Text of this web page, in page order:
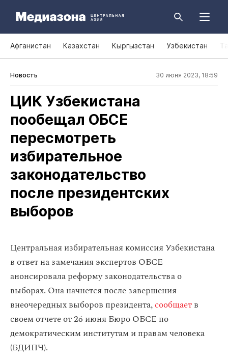
Афганистан Казахстан Кыргызстан Узбекистан
Новость 30 июня 2023, 18:59
ЦИК Узбекистана
пообещал ОБСЕ
пересмотреть
избирательное
законодательство
после президентских
выборов
Центральная избирательная комиссия Узбекистана
в ответ на замечания экспертов ОБСЕ
анонсировала реформу законодательства о
выборах. Она начнется после завершения
внеочередных выборов президента,сообщаетв
своем отчете от 26 июня Бюро ОБСЕ по
демократическим институтам и правам человека
(БДИПЧ).